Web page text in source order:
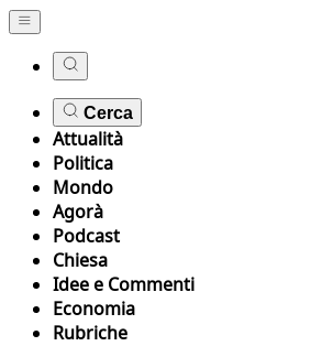
Cerca
Attualità
Politica
Mondo
Agorà
Podcast
Chiesa
Idee e Commenti
Economia
Rubriche